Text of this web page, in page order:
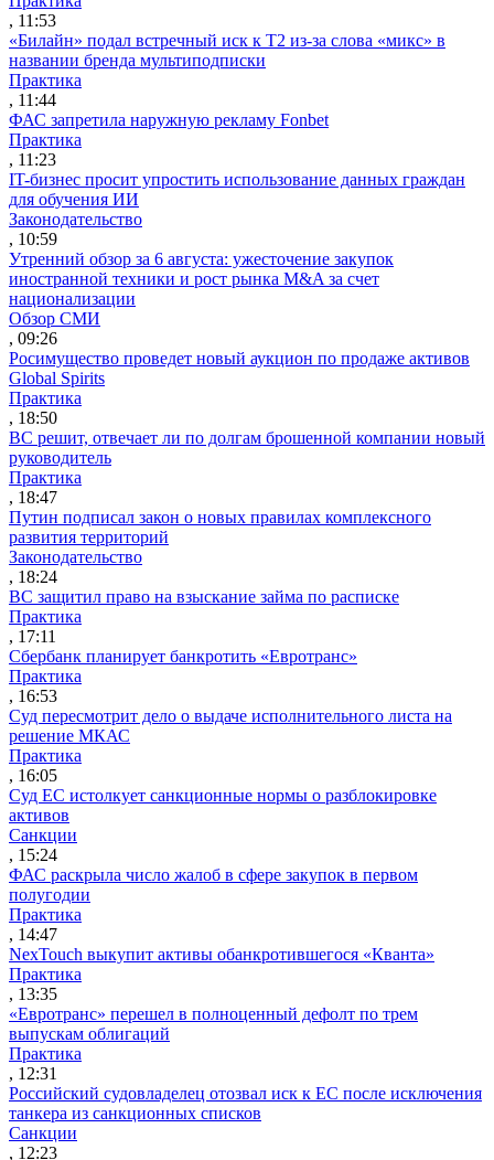
, 11:53
«Билайн» подал встречный иск к Т2 из-за слова «микс» в
названии бренда мультиподписки
Практика
, 11:44
ФАС запретила наружную рекламу Fonbet
Практика
, 11:23
IT-бизнес просит упростить использование данных граждан
для обучения ИИ
Законодательство
, 10:59
Утренний обзор за 6 августа: ужесточение закупок
иностранной техники и рост рынка M&A за счет
национализации
Обзор СМИ
, 09:26
Росимущество проведет новый аукцион по продаже активов
Global Spirits
Практика
, 18:50
ВС решит, отвечает ли по долгам брошенной компании новый
руководитель
Практика
, 18:47
Путин подписал закон о новых правилах комплексного
развития территорий
Законодательство
, 18:24
ВС защитил право на взыскание займа по расписке
Практика
, 17:11
Сбербанк планирует банкротить «Евротранс»
Практика
, 16:53
Суд пересмотрит дело о выдаче исполнительного листа на
решение МКАС
Практика
, 16:05
Суд ЕС истолкует санкционные нормы о разблокировке
активов
Санкции
, 15:24
ФАС раскрыла число жалоб в сфере закупок в первом
полугодии
Практика
, 14:47
NexTouch выкупит активы обанкротившегося «Кванта»
Практика
, 13:35
«Евротранс» перешел в полноценный дефолт по трем
выпускам облигаций
Практика
, 12:31
Российский судовладелец отозвал иск к ЕС после исключения
танкера из санкционных списков
Санкции
, 12:23